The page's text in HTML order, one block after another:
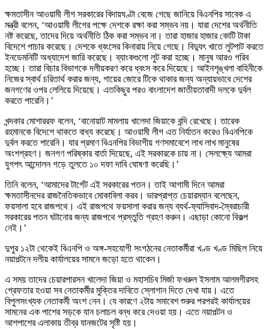
ক্ষমতাসীন আওয়ামী লীগ সরকারের বিদায়ঘণ্টা বেজে গেছে জানিয়ে বিএনপির সাবেক এ
মন্ত্রী বলেন, ‘আওয়ামী লীগের পক্ষে দেশকে রক্ষা করা সম্ভব নয়। যারা দেশের অর্থনীতি
নষ্ট করেছে, তাদের দিয়ে অর্থনীতি ঠিক করা সম্ভব না। তারা হাজার হাজার কোটি টাকা
বিদেশে পাচার করেছে। দেশকে ধ্বংসের কিনারায় নিয়ে গেছে। বিদ্যুৎ খাতে লুটপাট করতে
ইনডেমনিটি অধ্যাদেশ জারি করেছে। ব্যাংকগুলো লুট করা হচ্ছে। মানুষ আরও গরিব
হচ্ছে। তারা বিচার বিভাগকে দলীয়করণ করে ধ্বংস করে দিয়েছে। আইনশৃঙ্খলা বাহিনীকে
নিজের স্বার্থ চরিতার্থ করার জন্য, গায়ের জোরে টিকে থাকার জন্য অন্যায়ভাবে দেশের
জনগণের ওপর লেলিয়ে দিয়েছে। এতকিছুর পরও বাংলাদেশ জাতীয়তাবাদী দলকে দুর্বল
করতে পারেনি।’
খন্দকার মোশাররফ বলেন, ‘বানোয়াট মামলায় খালেদা জিয়াকে বন্দি রেখেছে। তারেক
রহমানকে বিদেশে থাকতে বাধ্য করেছে। আওয়ামী লীগ এত নির্যাতন করেও বিএনপিকে
দুর্বল করতে পারেনি। যার প্রমাণ বিএনপির বিভাগীয় গণসমাবেশে লাখ লাখ মানুষের
অংশগ্রহণ। জনগণ পরিষ্কার বার্তা দিয়েছে, এই সরকারকে চায় না। সেলক্ষ্যে আমরা
যুগপৎ আন্দোলন গড়ে তুলতে ১০ দফা দাবি ঘোষণা করেছি।’
তিনি বলেন, ‘আমাদের টার্গেট এই সরকারের পতন। তাই আগামী দিনে আমরা
ক্ষমতাসীনদের রাজনৈতিকভাবে মোকাবিলা করব। ভারপ্রাপ্ত চেয়ারম্যান বলেছেন,
ফয়সালা হবে রাজপথে। এই রাজপথে ফয়সালা করার জন্য ব্যর্থ-ফ্যাসিবাদ-স্বৈরাচারী
সরকারের পতন ঘটানোর জন্য রাজপথে প্রস্তুতি গ্রহণ করুন। এছাড়া কোনো বিকল্প
নেই।’
দুপুর ১২টা থেকেই বিএনপি ও অঙ্গ-সহযোগী সংগঠনের নেতাকর্মীরা খণ্ড খণ্ড মিছিল নিয়ে
নয়াপল্টনে দলীয় কার্যালয়ের সামনে জড়ো হতে থাকেন।
এ সময় তাদের চেয়ারপারসন খালেদা জিয়া ও মহাসচিব মির্জা ফখরুল ইসলাম আলমগীরসহ
গ্রেফতার হওয়া সব নেতাকর্মীর মুক্তির দাবিতে স্লোগান দিতে দেখা যায়। এতে
বিপুলসংখ্যক নেতাকর্মী অংশ নেন। যে কারণে ২টায় সমাবেশ শুরুর পরপরই কার্যালয়ের
সামনের এক পাশের সড়কে যান চলাচল বন্ধ করে দেওয়া হয়। এতে নয়াপল্টন ও
আশপাশের এলাকায় তীব্র যানজটের সৃষ্টি হয়।